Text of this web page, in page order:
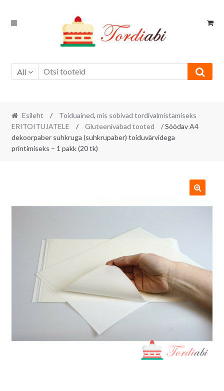
Skip
Skip
All
Esileht /
Toiduained, mis sobivad tordivalmistamiseks
ERITOITUJATELE
/ Gluteenivabad tooted
/ Söödav A4
dekoorpaber suhkruga (suhkrupaber) toiduvärvidega
printimiseks – 1 pakk (20 tk)